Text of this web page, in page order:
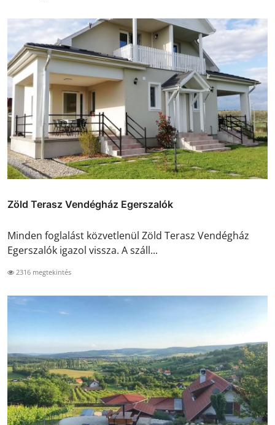
Zöld Terasz Vendégház Egerszalók
Minden foglalást közvetlenül Zöld Terasz Vendégház
Egerszalók igazol vissza. A száll...
2316 megtekintés